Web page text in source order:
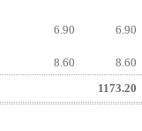
6.90 6.90
8.60
8.60
1173.20